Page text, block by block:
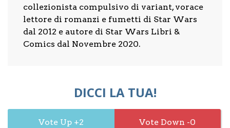
collezionista compulsivo di variant, vorace
lettore di romanzi e fumetti di Star Wars
dal 2012 e autore di Star Wars Libri &
Comics dal Novembre 2020.
DICCI LA TUA!
2 0